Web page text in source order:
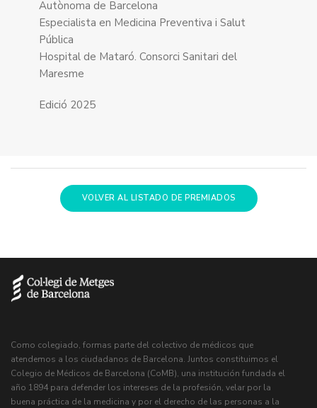
Autònoma de Barcelona
Especialista en Medicina Preventiva i Salut
Pública
Hospital de Mataró. Consorci Sanitari del
Maresme
Edició 2025
VOLVER AL LISTADO DE PREMIADOS
Como colegiado, formas parte del colectivo de médicos que
atendemos a los ciudadanos de Barcelona. Juntos constituimos el
Colegio de Médicos de Barcelona (CoMB), una institución fundada el
año 1894 para defender los intereses de la profesión, velar por la
buena práctica de la medicina y por el derecho de las personas a la